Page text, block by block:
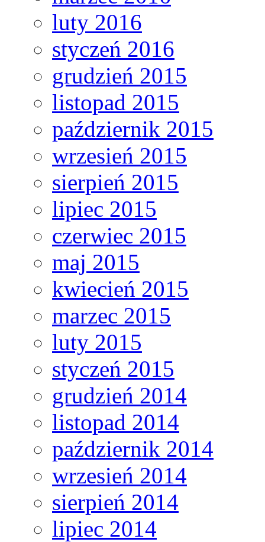
luty 2016
styczeń 2016
grudzień 2015
listopad 2015
październik 2015
wrzesień 2015
sierpień 2015
lipiec 2015
czerwiec 2015
maj 2015
kwiecień 2015
marzec 2015
luty 2015
styczeń 2015
grudzień 2014
listopad 2014
październik 2014
wrzesień 2014
sierpień 2014
lipiec 2014